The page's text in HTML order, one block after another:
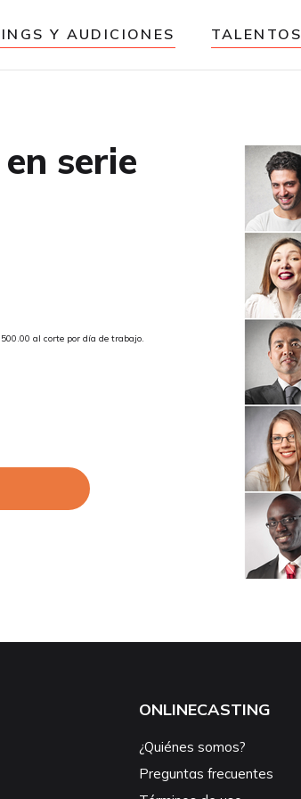
Y AUDICIONES TALENTOS
serie
al corte por día de trabajo.
ONLINECASTING
¿Quiénes somos?
Preguntas frecuentes